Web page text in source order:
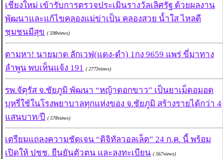
เชียงใหม่ เข้ารับการตรวจประเมินรางวัลเลิศรัฐ ด้วยผลงาน
พัฒนาและแก้ไขคลองแม่ข่าเป็น คลองสวย น้ำใส ไหลดี
ชุมชนมีสุข ( 598views)
ตามหา! นายมาด ลักเวฟ(แดง-ดำ) 1กง 9659 แพร่ ขี่มาทาง
ลำพูน พบเห็นแจ้ง 191 ( 2773views)
รพ.จัตุรัส จ.ชัยภูมิ พัฒนา “หญ้าดอกขาว” เป็นยาเม็ดอมอด
บุหรี่ใช้ในโรงพยาบาลทุกแห่งของ จ.ชัยภูมิ สร้างรายได้กว่า 4
แสนบาท/ปี ( 578views)
เตรียมแถลงความชัดเจน “ดิจิทัลวอลเล็ต” 24 ก.ค. นี้ พร้อม
เปิดให้ ปชช. ยืนยันตัวตน และลงทะเบียน ( 567views)